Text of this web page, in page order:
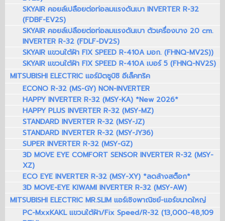
SKYAIR คอยล์เปลือยต่อท่อลมแรงดันเบา INVERTER R-32
(FDBF-EV2S)
SKYAIR คอยล์เปลือยต่อท่อลมแรงดันเบา ตัวเครื่องบาง 20 cm.
INVERTER R-32 (FDLF-DV2S)
SKYAIR แขวนใต้ฝ้า FIX SPEED R-410A มอก. (FHNQ-MV2S))
SKYAIR แขวนใต้ฝ้า FIX SPEED R-410A เบอร์ 5 (FHNQ-NV2S)
MITSUBISHI ELECTRIC แอร์มิตซูบิชิ อีเล็คทริค
ECONO R-32 (MS-GY) NON-INVERTER
HAPPY INVERTER R-32 (MSY-KA) *New 2026*
HAPPY PLUS INVERTER R-32 (MSY-MZ)
STANDARD INVERTER R-32 (MSY-JZ)
STANDARD INVERTER R-32 (MSY-JY36)
SUPER INVERTER R-32 (MSY-GZ)
3D MOVE EYE COMFORT SENSOR INVERTER R-32 (MSY-
XZ)
ECO EYE INVERTER R-32 (MSY-XY) *ลดล้างสต็อก*
3D MOVE-EYE KIWAMI INVERTER R-32 (MSY-AW)
MITSUBISHI ELECTRIC MR.SLIM แอร์เชิงพาณิชย์-แอร์ขนาดใหญ่
PC-MxxKAKL แขวนใต้ฝ้า/Fix Speed/R-32 (13,000-48,109